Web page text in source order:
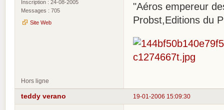
Inscription : 24-08-2005
Messages : 705
Site Web
"Aéros empereur
Probst,Editions du
Hors ligne
19-01-2006 15:09:30
teddy verano